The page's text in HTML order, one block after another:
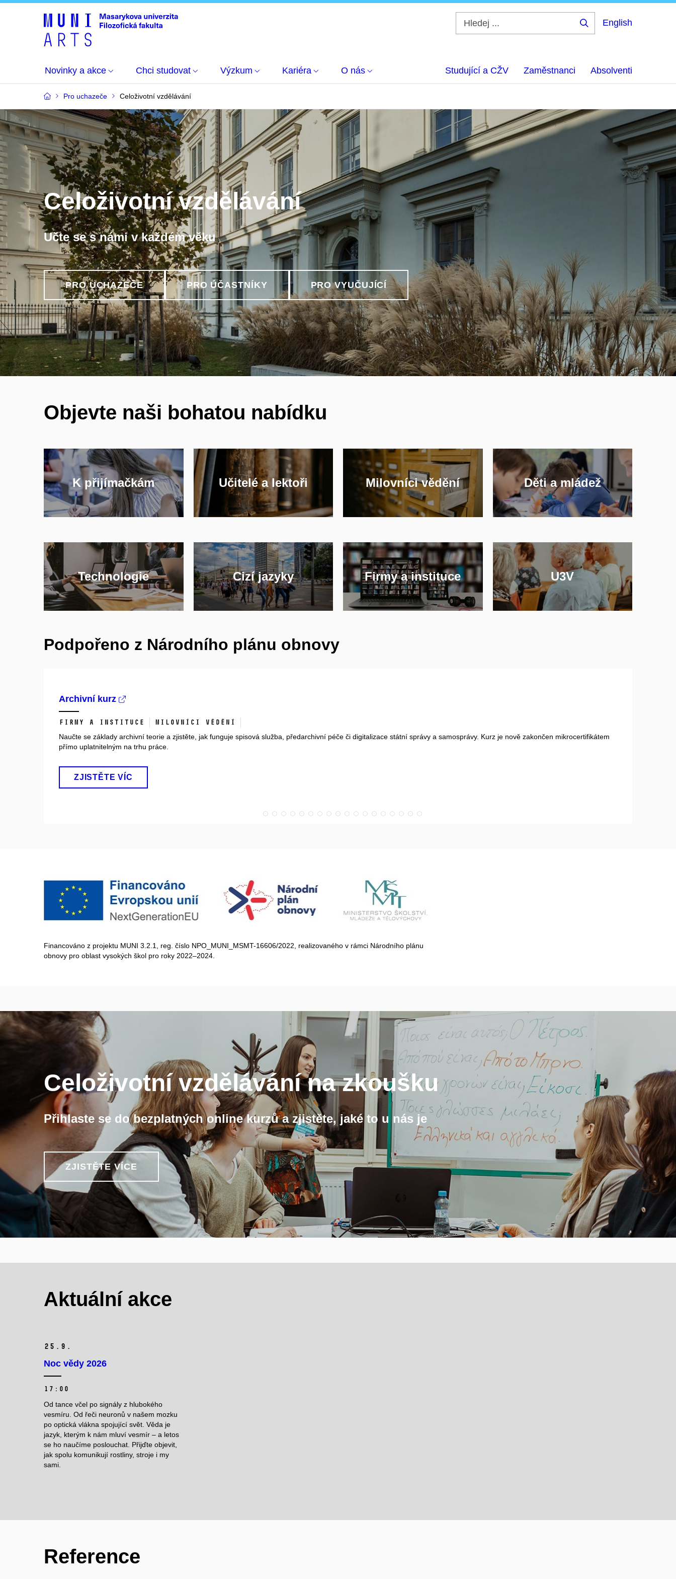
English
Novinky a akce Chci studovat Výzkum Kariéra O nás Studující a CŽV Zaměstnanci Absolventi
Pro uchazeče Celoživotní vzdělávání
Celoživotní vzdělávání
Učte se s námi v každém věku
PRO UCHAZEČE PRO ÚČASTNÍKY PRO VYUČUJÍCÍ
Objevte naši bohatou nabídku
K přijímačkám Učitelé a lektoři Milovníci vědění Děti a mládež
Technologie Cizí jazyky Firmy a instituce U3V
Podpořeno z Národního plánu obnovy
Archivní kurz
Firmy a instituce Milovníci vědění
Naučte se základy archivní teorie a zjistěte, jak funguje spisová služba, předarchivní péče či digitalizace státní správy a samosprávy. Kurz je nově zakončen mikrocertifikátem
přímo uplatnitelným na trhu práce.
ZJISTĚTE VÍC
Financováno z projektu MUNI 3.2.1, reg. číslo NPO_MUNI_MSMT-16606/2022, realizovaného v rámci Národního plánu
obnovy pro oblast vysokých škol pro roky 2022–2024.
Celoživotní vzdělávání na zkoušku
Přihlaste se do bezplatných online kurzů a zjistěte, jaké to u nás je
ZJISTĚTE VÍCE
Aktuální akce
25. 9.
Noc vědy 2026
17:00
Od tance včel po signály z hlubokého
vesmíru. Od řeči neuronů v našem mozku
po optická vlákna spojující svět. Věda je
jazyk, kterým k nám mluví vesmír – a letos
se ho naučíme poslouchat. Přijďte objevit,
jak spolu komunikují rostliny, stroje i my
sami.
Reference